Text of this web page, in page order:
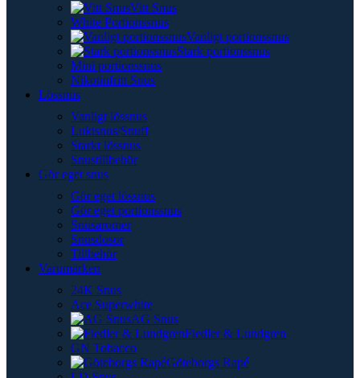
Vitt Snus
White Portionssnus
Vanligt portionssnus
Stark portionssnus
Mini portionssnus
Nikotinfritt Snus
Lössnus
Vanligt lössnus
Luktsnus/Snuff
Starkt lössnus
Snustillbehör
Gör eget snus
Gör eget lössnus
Gör eget portionssnus
Snusaromer
Snusdosor
Tillbehör
Varumärken
24K Snus
Ace Superwhite
AG Snus
Fiedler & Lundgren
GN Tobacco
Göteborgs Rapé